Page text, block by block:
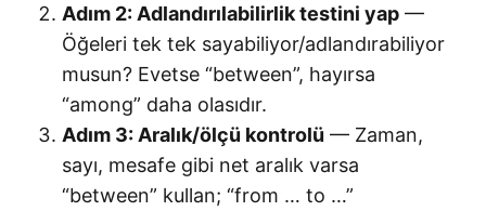
Adım 2: Adlandırılabilirlik testini yap —
Öğeleri tek tek sayabiliyor/adlandırabiliyor
musun? Evetse “between”, hayırsa
“among” daha olasıdır.
Adım 3: Aralık/ölçü kontrolü — Zaman,
sayı, mesafe gibi net aralık varsa
“between” kullan; “from … to …”